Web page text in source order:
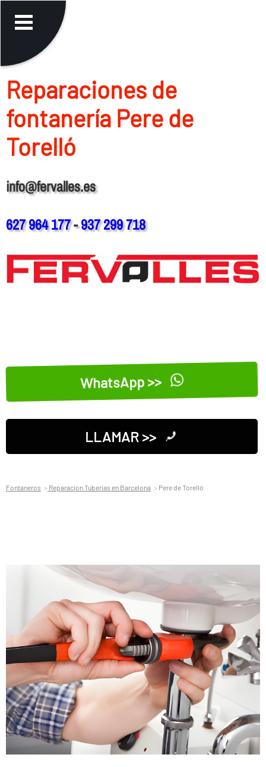
Reparaciones de
fontanerí­a Pere de
Torelló
info@fervalles.es
627 964 177-937 299 718
WhatsApp >>
LLAMAR >>
Fontaneros Reparacion Tuberias en Barcelona Pere de Torelló